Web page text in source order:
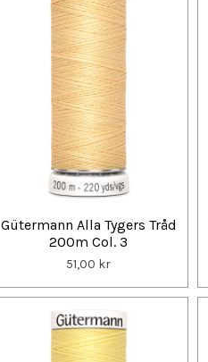
Gütermann Alla Tygers Tråd
200m Col. 3
51,00 kr